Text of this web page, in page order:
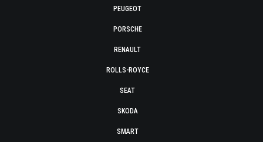
PEUGEOT
PORSCHE
RENAULT
ROLLS-ROYCE
SEAT
SKODA
SMART